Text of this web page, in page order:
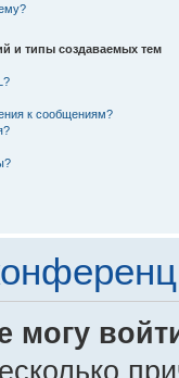
и типы создаваемых тем
к сообщениям?
могу